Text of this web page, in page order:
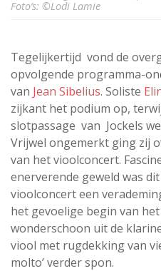
Foto’s: ©Lodi Lamie
Tegelijkertijd vond de
opvolgende programma-
van Jean Sibelius. Soliste
zijkant het podium op,
slotpassage van Jockels
Vrijwel ongemerkt ging zij
van het vioolconcert.
enerverende geweld was
vioolconcert een
het gevoelige begin van
wonderschoon uit de
viool met rugdekking van
molto’ verder spon.